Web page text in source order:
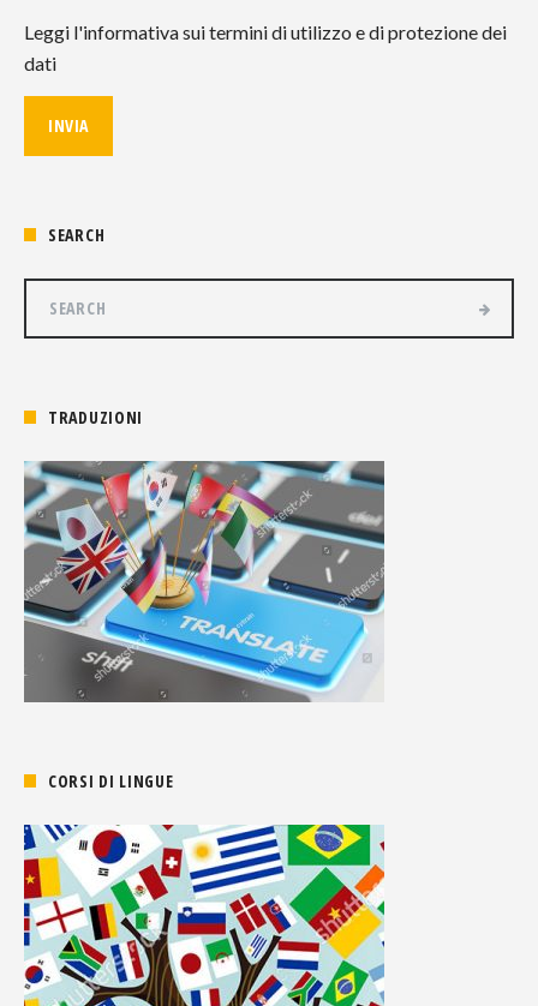
Leggi l'informativa sui termini di utilizzo e di protezione dei
dati
SEARCH
TRADUZIONI
CORSI DI LINGUE